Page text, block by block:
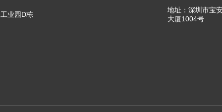
工业园D栋
地址：深圳市宝
大厦1004号